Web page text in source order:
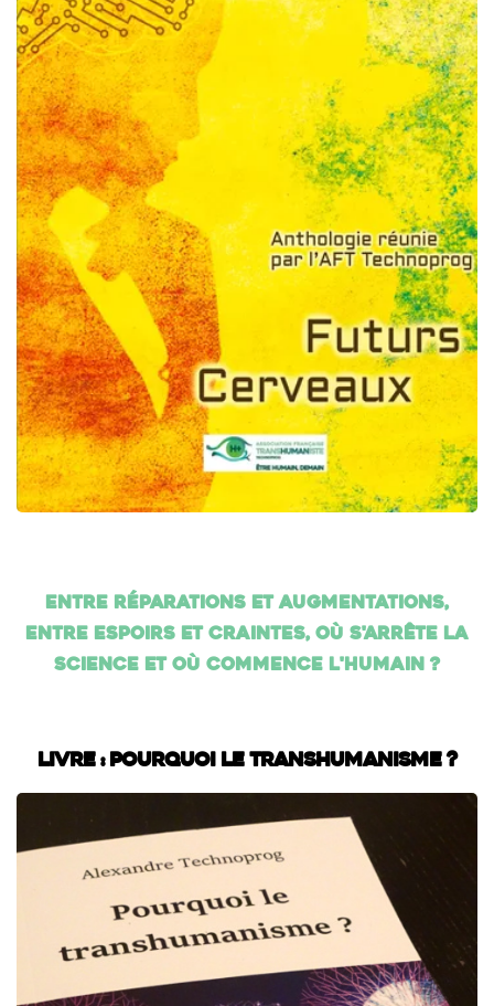
Entre réparations et augmentations,
entre espoirs et craintes, où s'arrête la
science et où commence l'humain ?
Livre : Pourquoi le transhumanisme ?